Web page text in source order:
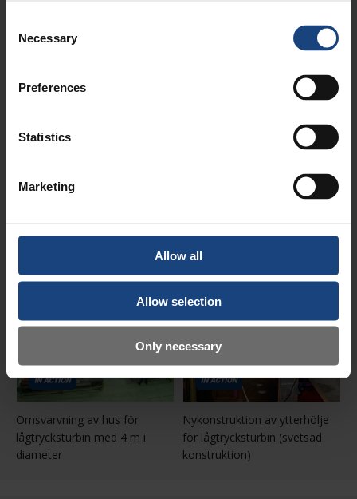
Selection
Necessary
Preferences
Statistics
Marketing
Allow all
Allow selection
Only necessary
Omsvarvning av hus för
lågtrycksturbin med 4 m i
diameter
Nykonstruktion av ytterhölje
för lågtrycksturbin (svetsad
konstruktion)